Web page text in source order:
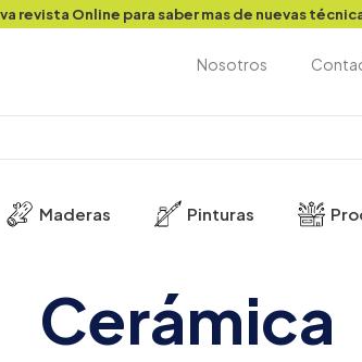
revista Online para saber mas de nuevas
Nosotros
Maderas Pinturas
Cerámica